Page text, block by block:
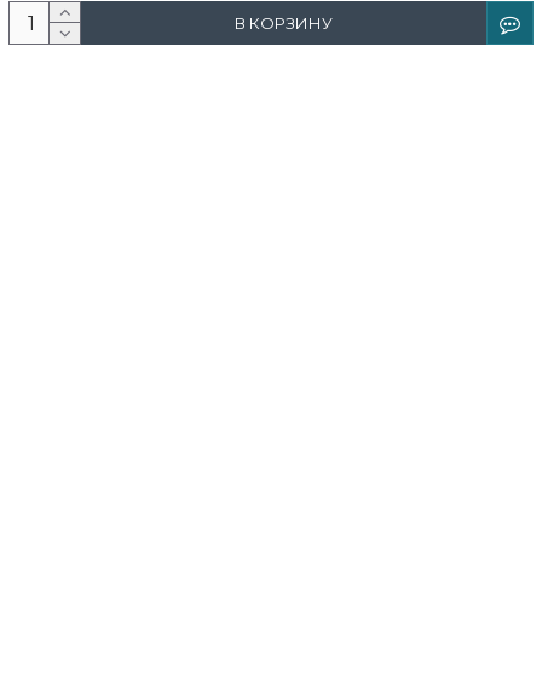
В КОРЗИНУ
О компании
Новости и акции